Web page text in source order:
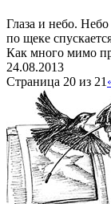
Глаза и небо.
по щеке
Как много мимо
24.08.2013
Страница 20 из 21